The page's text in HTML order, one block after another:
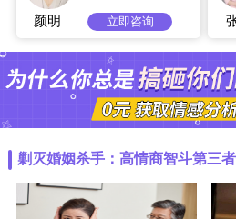
颜明 立即咨询
剿灭婚姻杀手：高情商智斗第三